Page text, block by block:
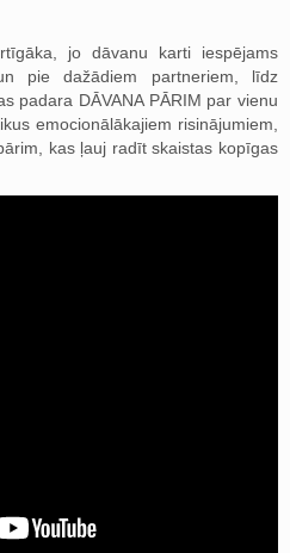
jo dāvanu karti iespējams
pie dažādiem partneriem, līdz
padara DĀVANA PĀRIM par vienu
emocionālākajiem risinājumiem,
kas ļauj radīt skaistas kopīgas